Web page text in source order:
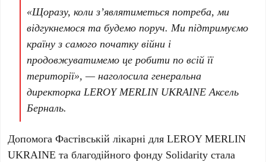
«Щоразу, коли з’являтиметься потреба, ми
відгукнемося та будемо поруч. Ми підтримуємо
країну з самого початку війни і
продовжуватимемо це робити по всій її
території», — наголосила генеральна
директорка LEROY MERLIN UKRAINE Аксель
Берналь.
Допомога Фастівській лікарні для LEROY MERLIN
UKRAINE та благодійного фонду Solidarity стала